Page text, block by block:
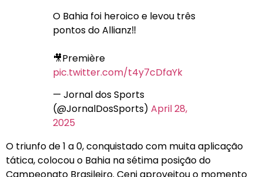
O Bahia foi heroico e levou três
pontos do Allianz‼️
🎥Première
pic.twitter.com/t4y7cDfaYk
— Jornal dos Sports
(@JornalDosSports) April 28,
2025
O triunfo de 1 a 0, conquistado com muita aplicação
tática, colocou o Bahia na sétima posição do